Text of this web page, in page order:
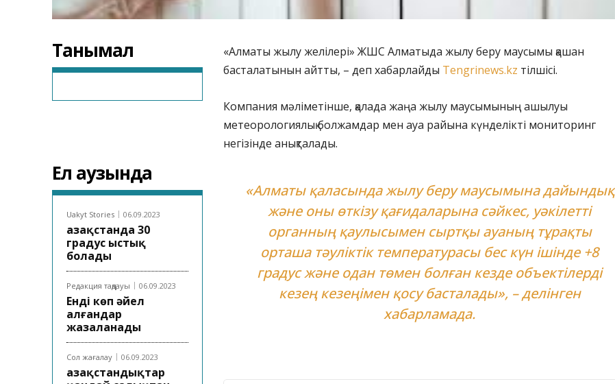
Танымал
Ел аузында
Uakyt Stories 06.09.2023
Қазақстанда 30
градус ыстық
болады
Редакция таңдауы 06.09.2023
Енді көп әйел
алғандар
жазаланады
Сол жағалау 06.09.2023
Қазақстандықтар
«Алматы жылу желілері» ЖШС Алматыда жылу беру маусымы қашан
басталатынын айтты, – деп хабарлайды Tengrinews.kz тілшісі.
Компания мәліметінше, қалада жаңа жылу маусымының ашылуы
метеорологиялық болжамдар мен ауа райына күнделікті мониторинг
негізінде анықталады.
«Алматы қаласында жылу беру маусымына дайындық
және оны өткізу қағидаларына сәйкес, уәкілетті
органның қаулысымен сыртқы ауаның тұрақты
орташа тәуліктік температурасы бес күн ішінде +8
градус және одан төмен болған кезде объектілерді
кезең кезеңімен қосу басталады», – делінген
хабарламада.